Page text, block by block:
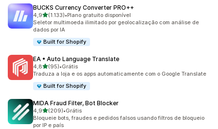
BUCKS Currency Converter PRO++
4,9de 5 estrelas
(1.133)
1133 avaliações ao todo
•Plano gratuito disponível
Seletor multimoeda ilimitado por geolocalização com análise de
dados por IA
Built for Shopify
EA • Auto Language Translate
4,8de 5 estrelas
(95)
95 avaliações ao todo
•Grátis
Traduza a loja e os apps automaticamente com o Google Translate
Built for Shopify
MIDA Fraud Filter, Bot Blocker
4,9de 5 estrelas
(209)
209 avaliações ao todo
•Grátis
Bloqueie bots, fraudes e pedidos falsos usando filtros de bloqueio
por IP e país